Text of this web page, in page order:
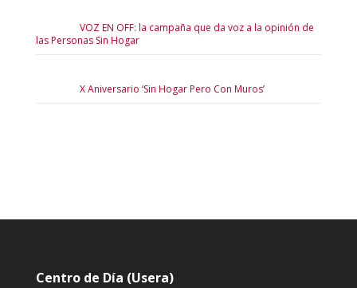
VOZ EN OFF: la campaña que da voz a la opinión de
las Personas Sin Hogar
X Aniversario ‘Sin Hogar Pero Con Muros’
Centro de Día (Usera)